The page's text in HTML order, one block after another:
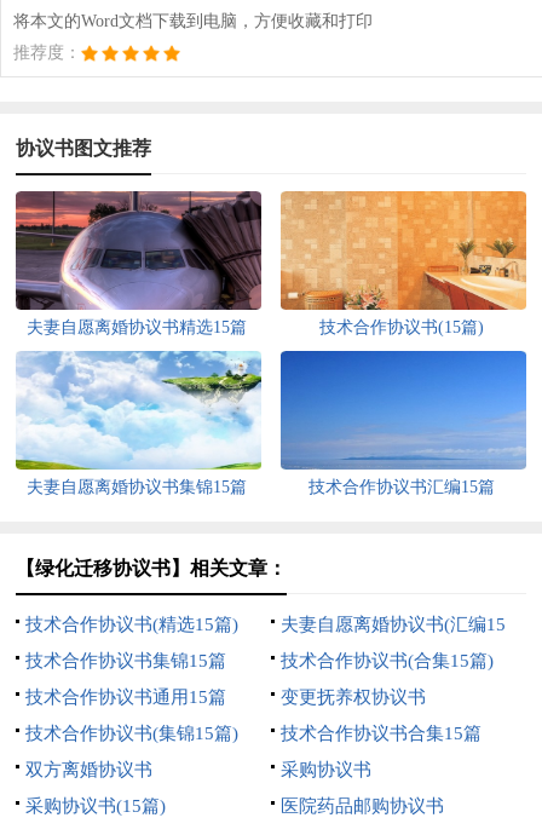
将本文的Word文档下载到电脑，方便收藏和打印
推荐度：
协议书图文推荐
夫妻自愿离婚协议书精选15篇 技术合作协议书(15篇)
夫妻自愿离婚协议书集锦15篇 技术合作协议书汇编15篇
【绿化迁移协议书】相关文章：
技术合作协议书(精选15篇)
夫妻自愿离婚协议书(汇编15
篇)
技术合作协议书集锦15篇
技术合作协议书(合集15篇)
技术合作协议书通用15篇
变更抚养权协议书
技术合作协议书(集锦15篇)
技术合作协议书合集15篇
双方离婚协议书
采购协议书
采购协议书(15篇)
医院药品邮购协议书